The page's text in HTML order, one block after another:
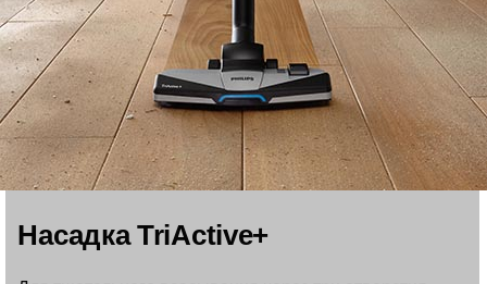
Насадка TriActive+